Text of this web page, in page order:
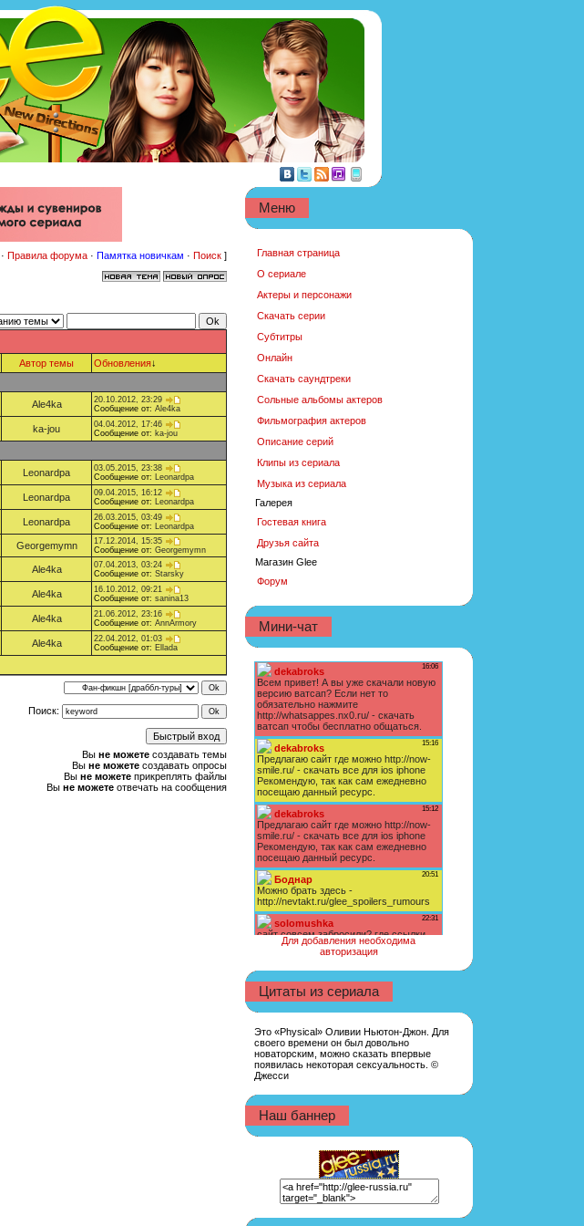
· Правила форума · Памятка новичкам · Поиск ]
Автор темы Обновления↓
Ale4ka
20.10.2012, 23:29
Сообщение от: Ale4ka
ka-jou
04.04.2012, 17:46
Сообщение от: ka-jou
Leonardpa
03.05.2015, 23:38
Сообщение от: Leonardpa
Leonardpa
09.04.2015, 16:12
Сообщение от: Leonardpa
Leonardpa
26.03.2015, 03:49
Сообщение от: Leonardpa
Georgemymn
17.12.2014, 15:35
Сообщение от: Georgemymn
Ale4ka
07.04.2013, 03:24
Сообщение от: Starsky
Ale4ka
16.10.2012, 09:21
Сообщение от: sanina13
Ale4ka
21.06.2012, 23:16
Сообщение от: AnnArmory
Ale4ka
22.04.2012, 01:03
Сообщение от: Ellada
Поиск:
Вы не можете создавать темы
Вы не можете создавать опросы
Вы не можете прикреплять файлы
Вы не можете отвечать на сообщения
Меню
Главная страница
О сериале
Актеры и персонажи
Скачать серии
Субтитры
Онлайн
Скачать саундтреки
Сольные альбомы актеров
Фильмография актеров
Описание серий
Клипы из сериала
Музыка из сериала
Галерея
Гостевая книга
Друзья сайта
Магазин Glee
Форум
Мини-чат
Для добавления необходима
авторизация
Цитаты из сериала
Это «Physical» Оливии Ньютон-Джон. Для
своего времени он был довольно
новаторским, можно сказать впервые
появилась некоторая сексуальность. ©
Джесси
Наш баннер